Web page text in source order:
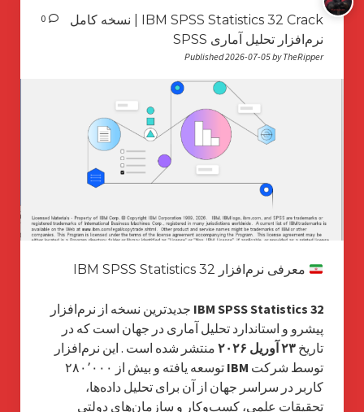
IBM SPSS Statistics 32 Crack | نسخه کامل
نرم‌افزار تحلیل آماری SPSS
Published 2026-07-05 by TheRipper
0
معرفی نرم‌افزار IBM SPSS Statistics 32
IBM SPSS Statistics 32 جدیدترین نسخه از نرم‌افزار
پیشرو و استاندارد تحلیل آماری در جهان است که در
تاریخ ۲۳ آوریل ۲۰۲۶
منتشر شده است . این نرم‌افزار
توسط شرکت IBM
توسعه یافته و بیش از ۲۸۰٬۰۰۰
کاربر در سراسر جهان از آن برای تحلیل داده‌ها،
تحقیقات علمی، کسب‌وکار و سازمان‌های دولتی